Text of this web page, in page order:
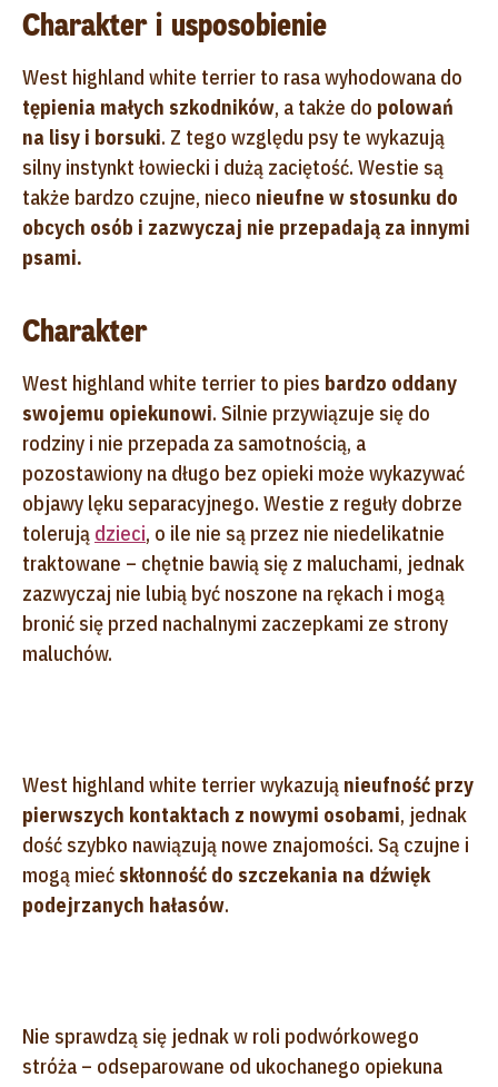
Charakter i usposobienie
West highland white terrier to rasa wyhodowana do
tępienia małych szkodników, a także do polowań
na lisy i borsuki. Z tego względu psy te wykazują
silny instynkt łowiecki i dużą zaciętość. Westie są
także bardzo czujne, nieco nieufne w stosunku do
obcych osób i zazwyczaj nie przepadają za innymi
psami.
Charakter
West highland white terrier to pies bardzo oddany
swojemu opiekunowi. Silnie przywiązuje się do
rodziny i nie przepada za samotnością, a
pozostawiony na długo bez opieki może wykazywać
objawy lęku separacyjnego. Westie z reguły dobrze
tolerują dzieci, o ile nie są przez nie niedelikatnie
traktowane – chętnie bawią się z maluchami, jednak
zazwyczaj nie lubią być noszone na rękach i mogą
bronić się przed nachalnymi zaczepkami ze strony
maluchów.
West highland white terrier wykazują nieufność przy
pierwszych kontaktach z nowymi osobami, jednak
dość szybko nawiązują nowe znajomości. Są czujne i
mogą miećskłonność do szczekania na dźwięk
podejrzanych hałasów.
Nie sprawdzą się jednak w roli podwórkowego
stróża – odseparowane od ukochanego opiekuna